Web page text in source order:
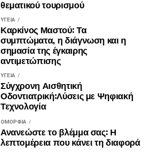
θεματικού τουρισμού
ΥΓΕΊΑ
Καρκίνος Μαστού: Τα
συμπτώματα, η διάγνωση και η
σημασία της έγκαιρης
αντιμετώπισης
ΥΓΕΊΑ
Σύγχρονη Αισθητική
Οδοντιατρική:Λύσεις με Ψηφιακή
Τεχνολογία
ΟΜΟΡΦΙΆ
Ανανεώστε το βλέμμα σας: Η
λεπτομέρεια που κάνει τη διαφορά